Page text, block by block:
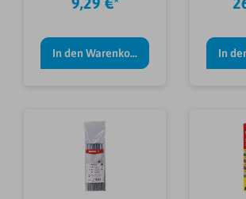
In den Warenkorb In